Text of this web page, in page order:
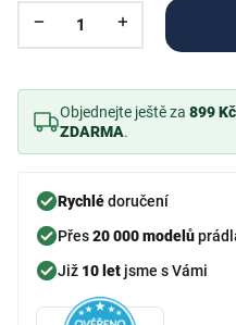
Objednejte ještě za 899 Kč
ZDARMA.
Rychlédoručení
Přes20 000 modelů
Již 10 let jsme s Vámi